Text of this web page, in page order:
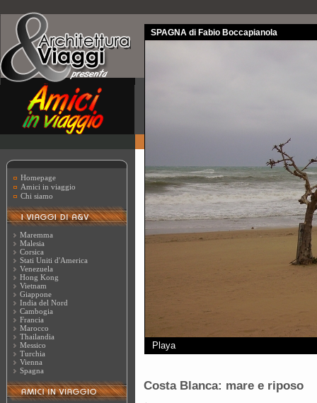
Homepage
Amici in viaggio
Chi siamo
Maremma
Malesia
Corsica
Stati Uniti d'America
Venezuela
Hong Kong
Vietnam
Giappone
India del Nord
Cambogia
Francia
Marocco
Thailandia
Messico
Turchia
Vienna
Spagna
SPAGNA di Fabio Boccapianola
Playa
Costa Blanca: mare e riposo